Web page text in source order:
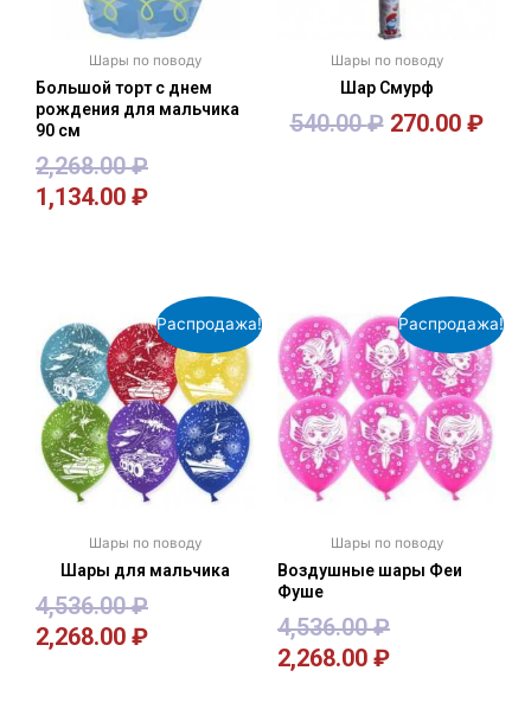
Шары по поводу
Большой торт с днем
рождения для мальчика
90 см
2,268.00₽
1,134.00 ₽
Шары по поводу
Шар Смурф
540.00₽ 270.00 ₽
Распродажа!
Шары по поводу
Шары для мальчика
4,536.00₽
2,268.00 ₽
Распродажа!
Шары по поводу
Воздушные шары Феи
Фуше
4,536.00₽
2,268.00 ₽